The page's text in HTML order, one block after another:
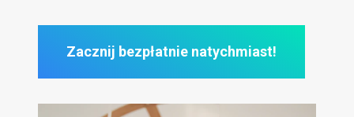
Zacznij bezpłatnie natychmiast!